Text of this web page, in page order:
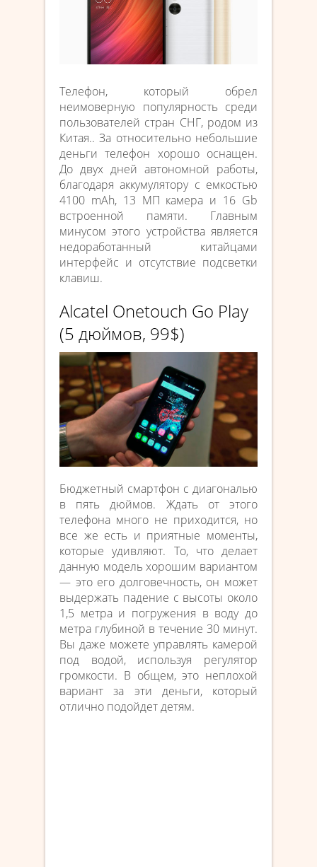
Телефон, который обрел
неимоверную популярность среди
пользователей стран СНГ, родом из
Китая.. За относительно небольшие
деньги телефон хорошо оснащен.
До двух дней автономной работы,
благодаря аккумулятору с емкостью
4100 mAh, 13 МП камера и 16 Gb
встроенной памяти. Главным
минусом этого устройства является
недоработанный китайцами
интерфейс и отсутствие подсветки
клавиш.
Alcatel Onetouch Go Play
(5 дюймов, 99$)
Бюджетный смартфон с диагональю
в пять дюймов. Ждать от этого
телефона много не приходится, но
все же есть и приятные моменты,
которые удивляют. То, что делает
данную модель хорошим вариантом
— это его долговечность, он может
выдержать падение с высоты около
1,5 метра и погружения в воду до
метра глубиной в течение 30 минут.
Вы даже можете управлять камерой
под водой, используя регулятор
громкости. В общем, это неплохой
вариант за эти деньги, который
отлично подойдет детям.